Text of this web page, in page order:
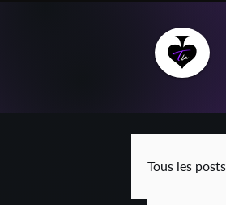
Tous les posts